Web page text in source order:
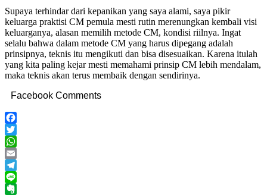
Supaya terhindar dari kepanikan yang saya alami, saya pikir
keluarga praktisi CM pemula mesti rutin merenungkan kembali visi
keluarganya, alasan memilih metode CM, kondisi riilnya. Ingat
selalu bahwa dalam metode CM yang harus dipegang adalah
prinsipnya, teknis itu mengikuti dan bisa disesuaikan. Karena itulah
yang kita paling kejar mesti memahami prinsip CM lebih mendalam,
maka teknis akan terus membaik dengan sendirinya.
Facebook Comments
Facebook
Twitter
WhatsApp
Email
Telegram
Line